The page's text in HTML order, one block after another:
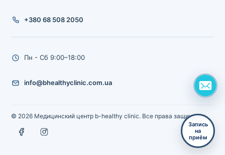
+380 68 508 2050
Пн - Сб 9:00–18:00
info@bhealthyclinic.com.ua
© 2026 Медицинский центр b-healthy clinic. Все права защищены.
Запись
на
приём